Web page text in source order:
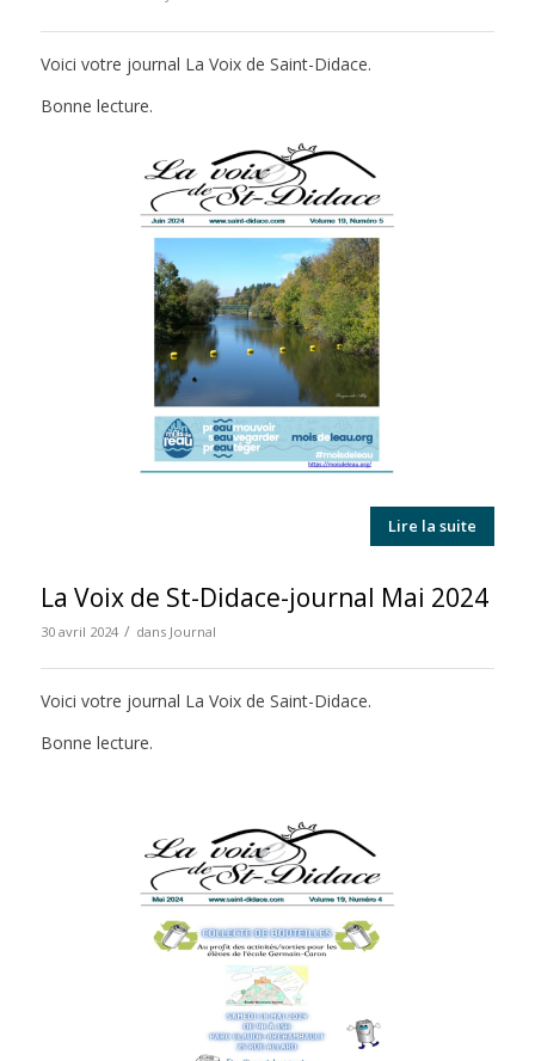
Voici votre journal La Voix de Saint-Didace.
Bonne lecture.
Lire la suite
La Voix de St-Didace-journal Mai 2024
30 avril 2024 / dans Journal
Voici votre journal La Voix de Saint-Didace.
Bonne lecture.